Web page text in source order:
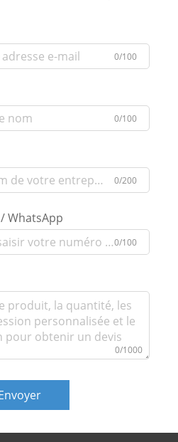
0/100
0/100
0/200
WhatsApp
0/100
0/1000